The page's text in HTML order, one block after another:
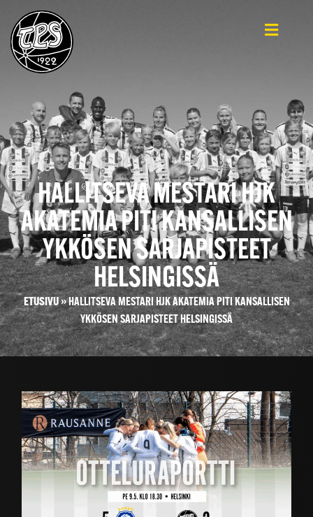
HALLITSEVA MESTARI HJK
AKATEMIA PITI KANSALLISEN
YKKÖSEN SARJAPISTEET
HELSINGISSÄ
ETUSIVU»HALLITSEVA MESTARI HJK AKATEMIA PITI KANSALLISEN
YKKÖSEN SARJAPISTEET HELSINGISSÄ